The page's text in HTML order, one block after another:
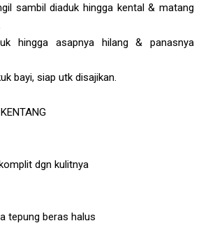
sambil diaduk hingga kental & matang
hingga asapnya hilang & panasnya
bayi, siap utk disajikan.
dgn kulitnya
tepung beras halus